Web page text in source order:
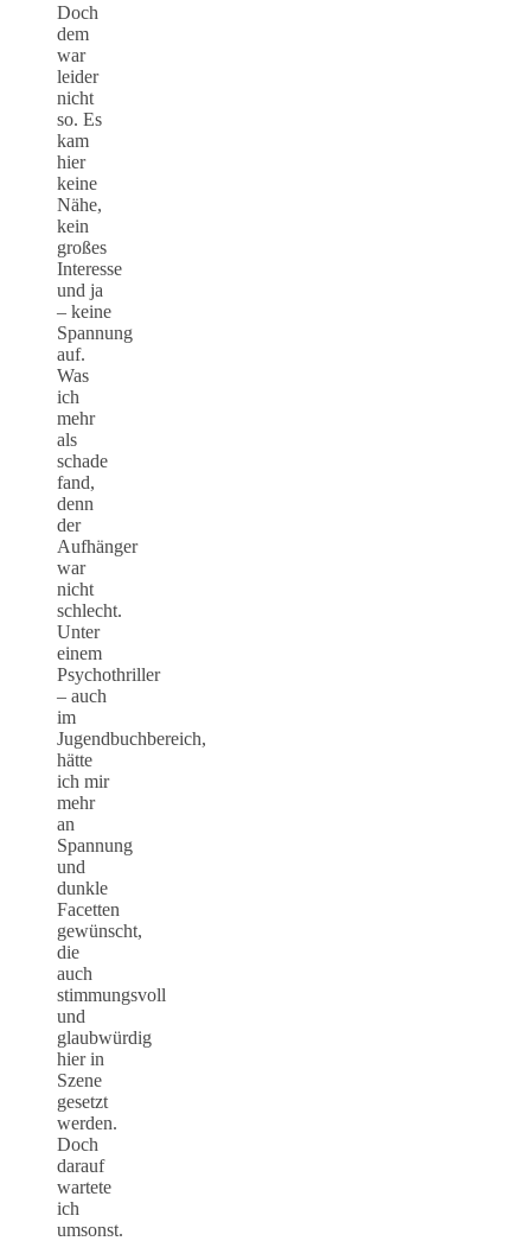
Doch
dem
war
leider
nicht
so. Es
kam
hier
keine
Nähe,
kein
großes
Interesse
und ja
– keine
Spannung
auf.
Was
ich
mehr
als
schade
fand,
denn
der
Aufhänger
war
nicht
schlecht.
Unter
einem
Psychothriller
– auch
im
Jugendbuchbereich,
hätte
ich mir
mehr
an
Spannung
und
dunkle
Facetten
gewünscht,
die
auch
stimmungsvoll
und
glaubwürdig
hier in
Szene
gesetzt
werden.
Doch
darauf
wartete
ich
umsonst.